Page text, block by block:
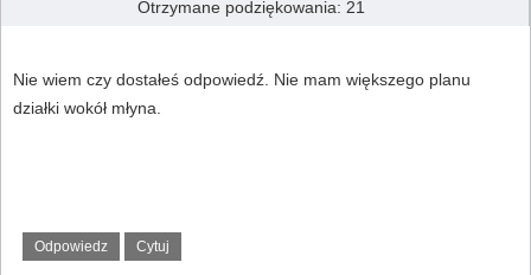
Otrzymane podziękowania: 21
Nie wiem czy dostałeś odpowiedź. Nie mam większego planu
działki wokół młyna.
Odpowiedz Cytuj